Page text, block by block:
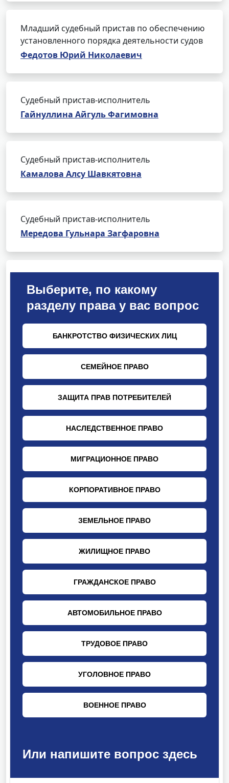
Младший судебный пристав по обеспечению
установленного порядка деятельности судов
Федотов Юрий Николаевич
Судебный пристав-исполнитель
Гайнуллина Айгуль Фагимовна
Судебный пристав-исполнитель
Камалова Алсу Шавкятовна
Судебный пристав-исполнитель
Мередова Гульнара Загфаровна